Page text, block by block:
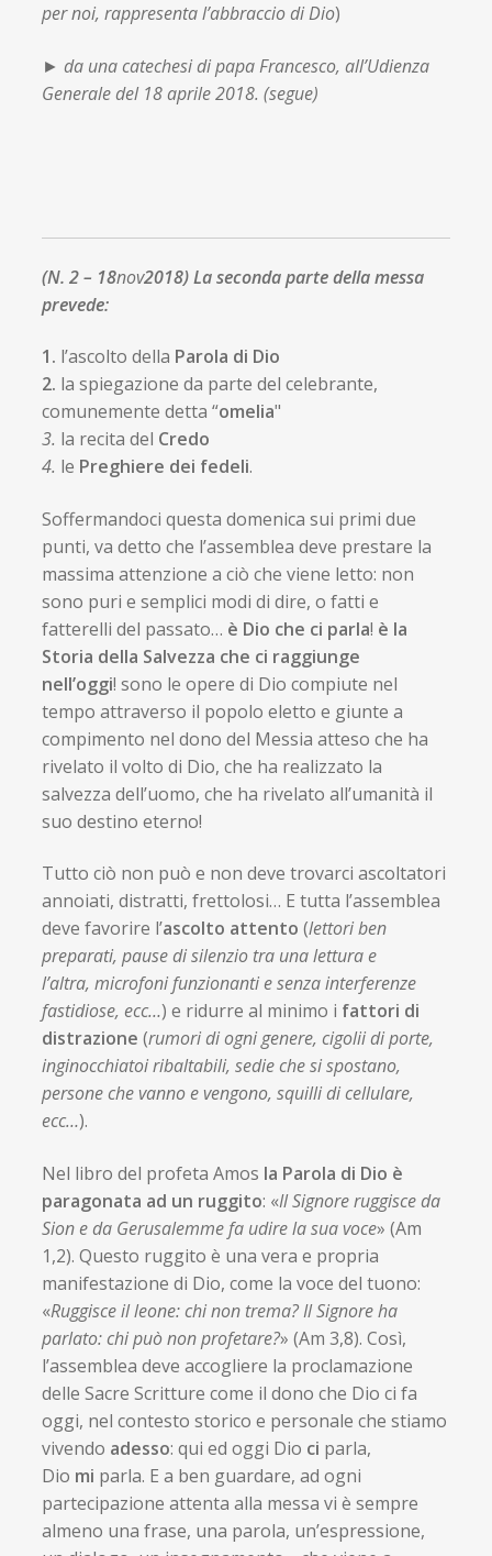
per noi, rappresenta l’abbraccio di Dio)
► da una catechesi di papa Francesco, all’Udienza
Generale del 18 aprile 2018. (segue)
(N. 2 – 18nov2018) La seconda parte della messa
prevede:
1. l’ascolto della Parola di Dio
2. la spiegazione da parte del celebrante,
comunemente detta “omelia"
3. la recita del Credo
4. le Preghiere dei fedeli.
Soffermandoci questa domenica sui primi due
punti, va detto che l’assemblea deve prestare la
massima attenzione a ciò che viene letto: non
sono puri e semplici modi di dire, o fatti e
fatterelli del passato… è Dio che ci parla! è la
Storia della Salvezza che ci raggiunge
nell’oggi! sono le opere di Dio compiute nel
tempo attraverso il popolo eletto e giunte a
compimento nel dono del Messia atteso che ha
rivelato il volto di Dio, che ha realizzato la
salvezza dell’uomo, che ha rivelato all’umanità il
suo destino eterno!
Tutto ciò non può e non deve trovarci ascoltatori
annoiati, distratti, frettolosi… E tutta l’assemblea
deve favorire l’ascolto attento (lettori ben
preparati, pause di silenzio tra una lettura e
l’altra, microfoni funzionanti e senza interferenze
fastidiose, ecc…) e ridurre al minimo i fattori di
distrazione (rumori di ogni genere, cigolii di porte,
inginocchiatoi ribaltabili, sedie che si spostano,
persone che vanno e vengono, squilli di cellulare,
ecc…).
Nel libro del profeta Amos la Parola di Dio è
paragonata ad un ruggito: «Il Signore ruggisce da
Sion e da Gerusalemme fa udire la sua voce» (Am
1,2). Questo ruggito è una vera e propria
manifestazione di Dio, come la voce del tuono:
«Ruggisce il leone: chi non trema? Il Signore ha
parlato: chi può non profetare?» (Am 3,8). Così,
l’assemblea deve accogliere la proclamazione
delle Sacre Scritture come il dono che Dio ci fa
oggi, nel contesto storico e personale che stiamo
vivendo adesso: qui ed oggi Dio ci parla,
Dio mi parla. E a ben guardare, ad ogni
partecipazione attenta alla messa vi è sempre
almeno una frase, una parola, un’espressione,